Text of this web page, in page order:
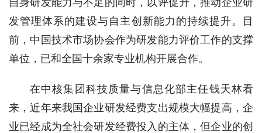
发管理体系的建设与自主创新能力的持续提升。目
前，中国技术市场协会作为研发能力评价工作的支撑
单位，已和全国十余家专业机构开展合作。
在中核集团科技质量与信息化部主任钱天林看
来，近年来我国企业研发经费支出规模大幅提高，企
业已经成为全社会研发经费投入的主体，但企业的创